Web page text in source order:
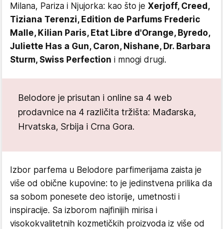
Milana, Pariza i Njujorka: kao što je Xerjoff, Creed,
Tiziana Terenzi, Edition de Parfums Frederic
Malle, Kilian Paris, Etat Libre d'Orange, Byredo,
Juliette Has a Gun, Caron, Nishane, Dr. Barbara
Sturm, Swiss Perfection i mnogi drugi.
Belodore je prisutan i online sa 4 web
prodavnice na 4 različita tržišta: Mađarska,
Hrvatska, Srbija i Crna Gora.
Izbor parfema u Belodore parfimerijama zaista je
više od obične kupovine: to je jedinstvena prilika da
sa sobom ponesete deo istorije, umetnosti i
inspiracije. Sa izborom najfinijih mirisa i
visokokvalitetnih kozmetičkih proizvoda iz više od